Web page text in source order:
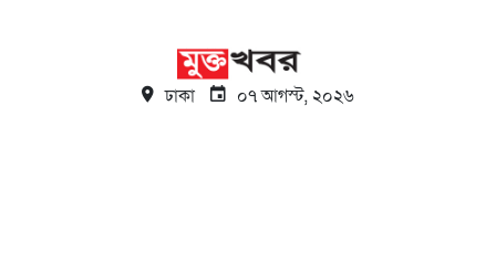
ঢাকা ০৭ আগস্ট, ২০২৬